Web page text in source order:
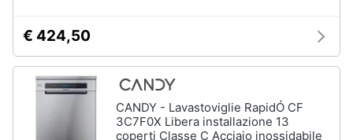
€ 424,50
CANDY - Lavastoviglie RapidÓ CF
3C7F0X Libera installazione 13
coperti Classe C Acciaio inossidabile